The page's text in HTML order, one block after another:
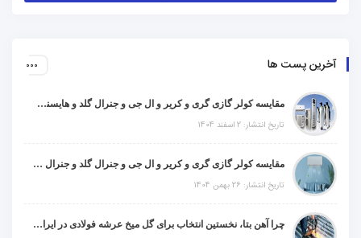
آخرین پست ها
مقایسه کولر گازی گری و کریر و ال جی و جنرال گلد و هایسنس و مدیا و اجنرال
تاریخ انتشار: 2 اسفند 1404
مقایسه کولر گازی گری و کریر و ال جی و جنرال گلد و جنرال شکار و سامسونگ و یونیوا
تاریخ انتشار: 26 بهمن 1404
چرا آهن بتا، نخستین انتخاب برای گل میخ عرشه فولادی در ایران است؟